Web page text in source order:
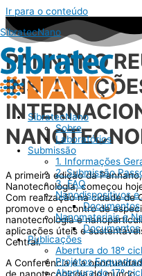
Ir para o conteúdo
SibratecNano
SibratecNano
Sobre
Laboratórios
Submissão
1. Informações
2. Submissão
3. FAQ
Nanodispositivos
Documentos
Nanomateriais e
Documentos
Publicações
Abertura do 18º
Projetos
Abertura do 17º
PANNANO
A primeira edição da
Nanotecnologia, começou
Com realização na cidade de
promove o encontro de
nanotecnologia e
aplicações úteis e
Central.
A Conferência é a
de nanotecnologia do